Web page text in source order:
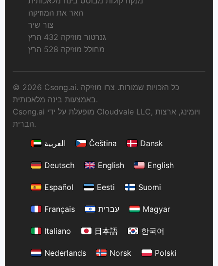
האר את המוזיקה
צור שיר
גנרטור מוזיקה 432 הרץ
מחולל מוזיקה 528 הרץ
© 2026 Csong.ai. כל הזכויות שמורות. צרו מוזיקה
באמצעות בינה מלאכותית.
Csong.ai מופעלת על ידי Cloudvale LLC, ויומינג, ארצות
הברית.
العربية
Čeština Dansk
Deutsch English English
Español Eesti Suomi
Français עברית Magyar
Italiano 日本語 한국어
Nederlands Norsk Polski